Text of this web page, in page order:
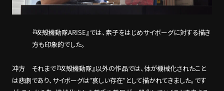
――『攻殻機動隊ARISE』では、素子をはじめサイボーグに対する描き
方も印象的でした。
冲方 それまで『攻殻機動隊』以外の作品では、体が機械化されたこと
は悲劇であり、サイボーグは“哀しい存在”として描かれてきました。です